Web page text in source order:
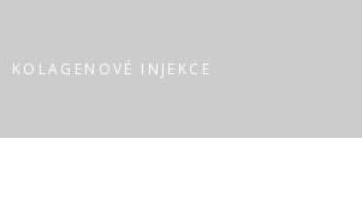
KOLAGENOVÉ INJEKCE